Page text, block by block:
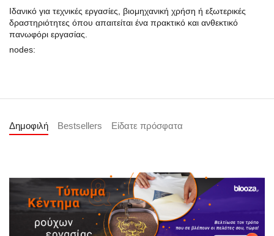
Ιδανικό για τεχνικές εργασίες, βιομηχανική χρήση ή εξωτερικές
δραστηριότητες όπου απαιτείται ένα πρακτικό και ανθεκτικό
πανωφόρι εργασίας.
nodes:
Δημοφιλή Bestsellers Είδατε πρόσφατα